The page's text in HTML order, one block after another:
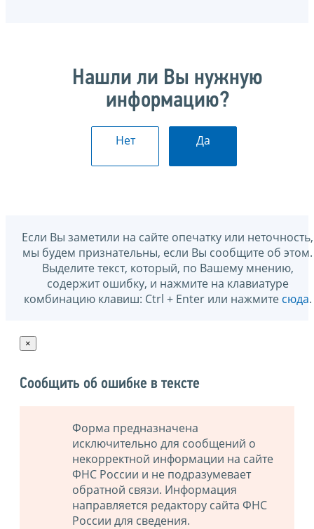
Нашли ли Вы нужную
информацию?
Нет Да
Если Вы заметили на сайте опечатку или неточность,
мы будем признательны, если Вы сообщите об этом.
Выделите текст, который, по Вашему мнению,
содержит ошибку, и нажмите на клавиатуре
комбинацию клавиш: Ctrl + Enter или нажмите сюда.
×
Сообщить об ошибке в тексте
Форма предназначена
исключительно для сообщений о
некорректной информации на сайте
ФНС России и не подразумевает
обратной связи. Информация
направляется редактору сайта ФНС
России для сведения.